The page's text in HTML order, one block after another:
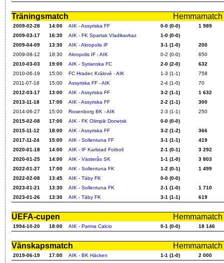
Träningsmatch
2009-02-28 14:00 AIK - Assyriska FF 0-0 (0-0)
1 989
2009-03-17
16:30 AIK - FK Spartak Vladikavkaz
1-0 (0-0)
2009-04-09
13:30 AIK - Akropolis IF 3-1 (1-0)
200
2009-08-12
18:30 Akropolis IF - AIK 0-2 (0-0)
650
2010-03-03
19:00 AIK - Syrianska FC 2-0 (2-0)
632
2010-06-19
15:00 FC Hradec Králové - AIK 1-3 (1-1)
758
2011-07-18
15:00 Assyriska FF - AIK 2-4 (1-0)
70
2012-03-17
13:00 AIK - Assyriska FF 3-2 (1-1)
1 632
2013-11-18
17:00 AIK - Assyriska FF 2-2 (1-1)
300
2014-06-27
15:00 Rosenborg BK - AIK 2-3 (1-1)
250
2015-02-08
17:00 AIK - FK Olimpik Donetsk
0-0 (0-0)
2015-11-12
18:00 AIK - Assyriska FF 3-2 (1-2)
366
2017-11-24
15:00 AIK - Sollentuna FF 3-1 (1-1)
419
2020-01-18
14:00 AIK - IF Karlstad Fotboll 2-1 (0-1)
3 292
2020-01-25
14:00 AIK - Västerås SK 1-1 (1-0)
3 803
2022-01-27
17:00 AIK - Sollentuna FK 1-2 (0-1)
1 499
2022-02-08
13:45 AIK - Täby FK
0-0 (0-0)
2023-01-21
13:30 AIK - Sollentuna FK 2-1 (1-0)
1 710
2023-01-26
13:30 AIK - Täby FK 3-1 (1-1) 619
UEFA-cupen
1994-10-20 18:00 AIK - Parma Calcio 0-1 (0-0) 18 146
Vänskapsmatch
2019-06-19 17:00 AIK - BK Häcken 1-1 (1-0) 2 000